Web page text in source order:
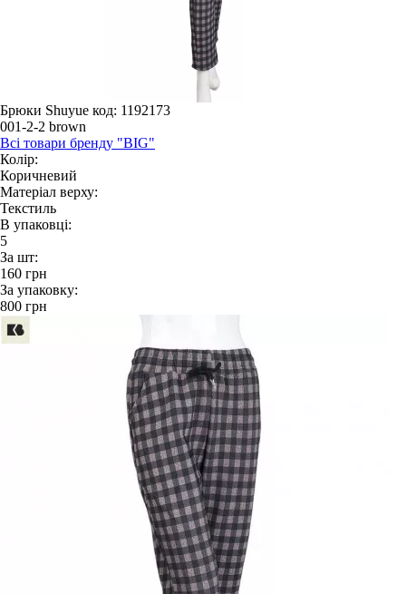
Брюки Shuyue код: 1192173
001-2-2 brown
Всі товари бренду "BIG"
Колір:
Коричневий
Матеріал верху:
Текстиль
В упаковці:
5
За шт:
160 грн
За упаковку:
800 грн